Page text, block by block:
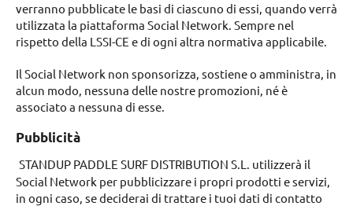
verranno pubblicate le basi di ciascuno di essi, quando verrà
utilizzata la piattaforma Social Network. Sempre nel
rispetto della LSSI-CE e di ogni altra normativa applicabile.
Il Social Network non sponsorizza, sostiene o amministra, in
alcun modo, nessuna delle nostre promozioni, né è
associato a nessuna di esse.
Pubblicità
STANDUP PADDLE SURF DISTRIBUTION S.L. utilizzerà il
Social Network per pubblicizzare i propri prodotti e servizi,
in ogni caso, se deciderai di trattare i tuoi dati di contatto